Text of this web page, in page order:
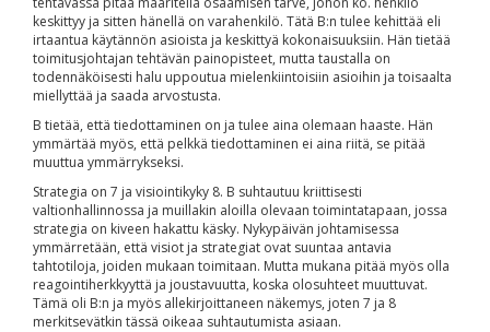
keskittyy ja sitten hänellä on varahenkilö. Tätä B:n tulee kehittää eli
irtaantua käytännön asioista ja keskittyä kokonaisuuksiin. Hän tietää
toimitusjohtajan tehtävän painopisteet, mutta taustalla on
todennäköisesti halu uppoutua mielenkiintoisiin asioihin ja toisaalta
miellyttää ja saada arvostusta.
B tietää, että tiedottaminen on ja tulee aina olemaan haaste. Hän
ymmärtää myös, että pelkkä tiedottaminen ei aina riitä, se pitää
muuttua ymmärrykseksi.
Strategia on 7 ja visiointikyky 8. B suhtautuu kriittisesti
valtionhallinnossa ja muillakin aloilla olevaan toimintatapaan, jossa
strategia on kiveen hakattu käsky. Nykypäivän johtamisessa
ymmärretään, että visiot ja strategiat ovat suuntaa antavia
tahtotiloja, joiden mukaan toimitaan. Mutta mukana pitää myös olla
reagointiherkkyyttä ja joustavuutta, koska olosuhteet muuttuvat.
Tämä oli B:n ja myös allekirjoittaneen näkemys, joten 7 ja 8
merkitsevätkin tässä oikeaa suhtautumista asiaan.